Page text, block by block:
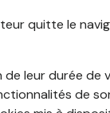
quitte le
leur durée de
de